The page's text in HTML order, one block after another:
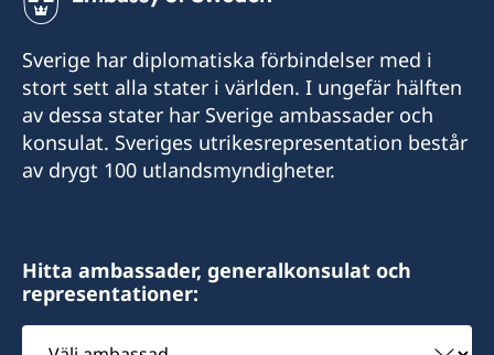
Sverige har diplomatiska förbindelser med i
stort sett alla stater i världen. I ungefär hälften
av dessa stater har Sverige ambassader och
konsulat. Sveriges utrikesrepresentation består
av drygt 100 utlandsmyndigheter.
Hitta ambassader, generalkonsulat och
representationer:
Välj